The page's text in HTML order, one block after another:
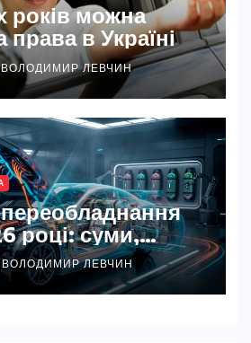
років можна
права в Україні
ВОЛОДИМИР ЛЕВЧИН
році: суми,
як уникнути
ВОЛОДИМИР ЛЕВЧИН